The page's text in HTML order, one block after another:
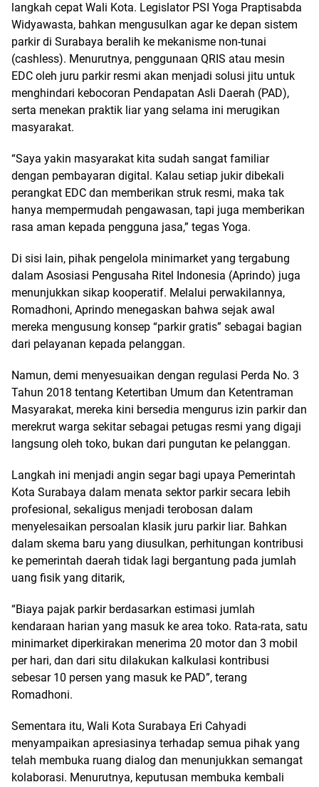
langkah cepat Wali Kota. Legislator PSI Yoga Praptisabda
Widyawasta, bahkan mengusulkan agar ke depan sistem
parkir di Surabaya beralih ke mekanisme non-tunai
(cashless). Menurutnya, penggunaan QRIS atau mesin
EDC oleh juru parkir resmi akan menjadi solusi jitu untuk
menghindari kebocoran Pendapatan Asli Daerah (PAD),
serta menekan praktik liar yang selama ini merugikan
masyarakat.
“Saya yakin masyarakat kita sudah sangat familiar
dengan pembayaran digital. Kalau setiap jukir dibekali
perangkat EDC dan memberikan struk resmi, maka tak
hanya mempermudah pengawasan, tapi juga memberikan
rasa aman kepada pengguna jasa,” tegas Yoga.
Di sisi lain, pihak pengelola minimarket yang tergabung
dalam Asosiasi Pengusaha Ritel Indonesia (Aprindo) juga
menunjukkan sikap kooperatif. Melalui perwakilannya,
Romadhoni, Aprindo menegaskan bahwa sejak awal
mereka mengusung konsep “parkir gratis” sebagai bagian
dari pelayanan kepada pelanggan.
Namun, demi menyesuaikan dengan regulasi Perda No. 3
Tahun 2018 tentang Ketertiban Umum dan Ketentraman
Masyarakat, mereka kini bersedia mengurus izin parkir dan
merekrut warga sekitar sebagai petugas resmi yang digaji
langsung oleh toko, bukan dari pungutan ke pelanggan.
Langkah ini menjadi angin segar bagi upaya Pemerintah
Kota Surabaya dalam menata sektor parkir secara lebih
profesional, sekaligus menjadi terobosan dalam
menyelesaikan persoalan klasik juru parkir liar. Bahkan
dalam skema baru yang diusulkan, perhitungan kontribusi
ke pemerintah daerah tidak lagi bergantung pada jumlah
uang fisik yang ditarik,
“Biaya pajak parkir berdasarkan estimasi jumlah
kendaraan harian yang masuk ke area toko. Rata-rata, satu
minimarket diperkirakan menerima 20 motor dan 3 mobil
per hari, dan dari situ dilakukan kalkulasi kontribusi
sebesar 10 persen yang masuk ke PAD”, terang
Romadhoni.
Sementara itu, Wali Kota Surabaya Eri Cahyadi
menyampaikan apresiasinya terhadap semua pihak yang
telah membuka ruang dialog dan menunjukkan semangat
kolaborasi. Menurutnya, keputusan membuka kembali